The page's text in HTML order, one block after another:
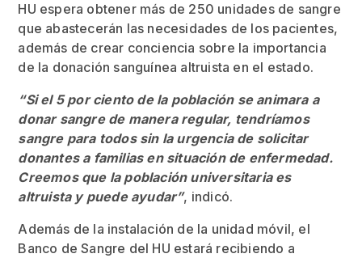
HU espera obtener más de 250 unidades de sangre
que abastecerán las necesidades de los pacientes,
además de crear conciencia sobre la importancia
de la donación sanguínea altruista en el estado.
“Si el 5 por ciento de la población se animara a
donar sangre de manera regular, tendríamos
sangre para todos sin la urgencia de solicitar
donantes a familias en situación de enfermedad.
Creemos que la población universitaria es
altruista y puede ayudar”, indicó.
Además de la instalación de la unidad móvil, el
Banco de Sangre del HU estará recibiendo a